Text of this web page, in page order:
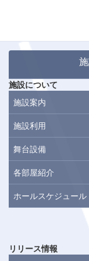
施設について
施設案内
施設利用
舞台設備
各部屋紹介
ホールスケジュール
リリース情報